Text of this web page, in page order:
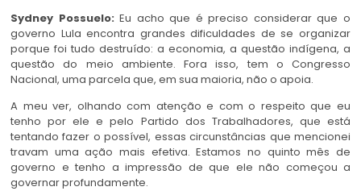
Sydney Possuelo:Eu acho que é preciso considerar que o
governo Lula encontra grandes dificuldades de se organizar
porque foi tudo destruído: a economia, a questão indígena, a
questão do meio ambiente. Fora isso, tem o Congresso
Nacional, uma parcela que, em sua maioria, não o apoia.
A meu ver, olhando com atenção e com o respeito que eu
tenho por ele e pelo Partido dos Trabalhadores, que está
tentando fazer o possível, essas circunstâncias que mencionei
travam uma ação mais efetiva. Estamos no quinto mês de
governo e tenho a impressão de que ele não começou a
governar profundamente.